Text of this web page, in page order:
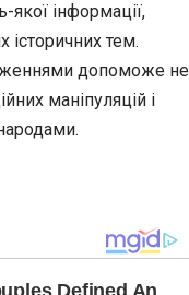
інформації,
історичних тем.
допоможе не
маніпуляцій і